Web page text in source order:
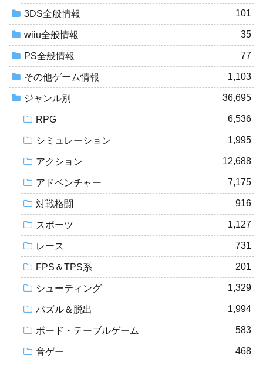
3DS全般情報 101
wiiu全般情報 35
PS全般情報 77
その他ゲーム情報 1,103
ジャンル別 36,695
RPG 6,536
シミュレーション 1,995
アクション 12,688
アドベンチャー 7,175
対戦格闘 916
スポーツ 1,127
レース 731
FPS＆TPS系 201
シューティング 1,329
パズル＆脱出 1,994
ボード・テーブルゲーム 583
音ゲー 468